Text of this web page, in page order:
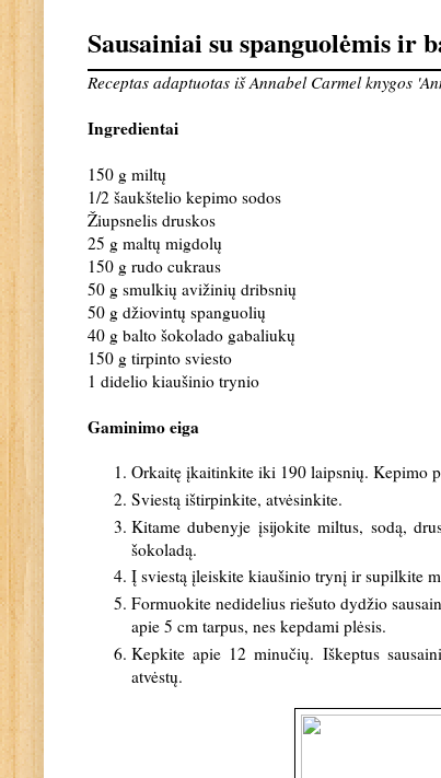
Sausainiai su spanguolėmis ir
Receptas adaptuotas iš Annabel Carmel knygos
Ingredientai
150 g miltų
1/2 šaukštelio kepimo sodos
Žiupsnelis druskos
25 g maltų migdolų
150 g rudo cukraus
50 g smulkių avižinių dribsnių
50 g džiovintų spanguolių
40 g balto šokolado gabaliukų
150 g tirpinto sviesto
1 didelio kiaušinio trynio
Gaminimo eiga
Orkaitę įkaitinkite iki 190 laipsnių. Kepimo
Sviestą ištirpinkite, atvėsinkite.
Kitame dubenyje įsijokite miltus, sodą,
šokoladą.
Į sviestą įleiskite kiaušinio trynį ir supilkite
Formuokite nedidelius riešuto dydžio
apie 5 cm tarpus, nes kepdami plėsis.
Kepkite apie 12 minučių.Iškeptus
atvėstų.